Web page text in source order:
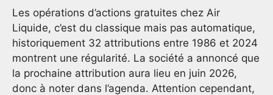
Les opérations d’actions gratuites chez Air
Liquide, c’est du classique mais pas automatique,
historiquement 32 attributions entre 1986 et 2024
montrent une régularité. La société a annoncé que
la prochaine attribution aura lieu en juin 2026,
donc à noter dans l’agenda. Attention cependant,